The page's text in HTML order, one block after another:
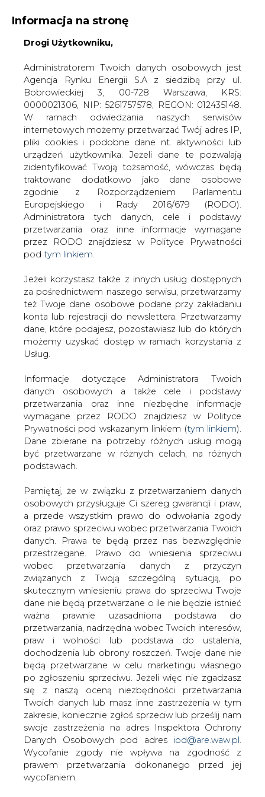
KONTAKT:
WYDAWCA PORTALU:
WYSOKI KONTRAST WIELKOŚĆ TEKSTU A A
ZALOGUJ SIĘ
WŁĄCZ CIRE.TV
Informacja na stronę
Drogi Użytkowniku,
Administratorem Twoich danych osobowych jest
Agencja Rynku Energii S.A z siedzibą przy ul.
Bobrowieckiej 3, 00-728 Warszawa, KRS:
0000021306, NIP: 5261757578, REGON: 012435148.
W ramach odwiedzania naszych serwisów
internetowych możemy przetwarzać Twój adres IP,
pliki cookies i podobne dane nt. aktywności lub
urządzeń użytkownika. Jeżeli dane te pozwalają
zidentyfikować Twoją tożsamość, wówczas będą
traktowane dodatkowo jako dane osobowe
zgodnie z Rozporządzeniem Parlamentu
Europejskiego i Rady 2016/679 (RODO).
Administratora tych danych, cele i podstawy
przetwarzania oraz inne informacje wymagane
przez RODO znajdziesz w Polityce Prywatności
pod tym linkiem.
Jeżeli korzystasz także z innych usług dostępnych
za pośrednictwem naszego serwisu, przetwarzamy
też Twoje dane osobowe podane przy zakładaniu
konta lub rejestracji do newslettera. Przetwarzamy
dane, które podajesz, pozostawiasz lub do których
możemy uzyskać dostęp w ramach korzystania z
Usług.
Informacje dotyczące Administratora Twoich
danych osobowych a także cele i podstawy
przetwarzania oraz inne niezbędne informacje
wymagane przez RODO znajdziesz w Polityce
Prywatności pod wskazanym linkiem (tym linkiem).
Dane zbierane na potrzeby różnych usług mogą
być przetwarzane w różnych celach, na różnych
podstawach.
Pamiętaj, że w związku z przetwarzaniem danych
osobowych przysługuje Ci szereg gwarancji i praw,
a przede wszystkim prawo do odwołania zgody
oraz prawo sprzeciwu wobec przetwarzania Twoich
danych. Prawa te będą przez nas bezwzględnie
przestrzegane. Prawo do wniesienia sprzeciwu
wobec przetwarzania danych z przyczyn
związanych z Twoją szczególną sytuacją, po
skutecznym wniesieniu prawa do sprzeciwu Twoje
dane nie będą przetwarzane o ile nie będzie istnieć
ważna prawnie uzasadniona podstawa do
przetwarzania, nadrzędna wobec Twoich interesów,
praw i wolności lub podstawa do ustalenia,
dochodzenia lub obrony roszczeń. Twoje dane nie
będą przetwarzane w celu marketingu własnego
po zgłoszeniu sprzeciwu. Jeżeli więc nie zgadzasz
się z naszą oceną niezbędności przetwarzania
Twoich danych lub masz inne zastrzeżenia w tym
zakresie, koniecznie zgłoś sprzeciw lub prześlij nam
swoje zastrzeżenia na adres Inspektora Ochrony
Danych Osobowych pod adres iod@are.waw.pl
Wycofanie zgody nie wpływa na zgodność z
prawem przetwarzania dokonanego przed jej
wycofaniem.
Strona główna
SERWIS INFORMACYJNY CIRE
Podpisano umowę dot. budowy nowych bloków
w El. Opole
drukuj
skomentuj
udostępnij
Podpisano umowę dot. budowy
Zarząd PGE Elektrownia Opole podpisał
dzisiaj z konsorcjum Rafako S.A.,
Polimex-Mostostal S.A. oraz Mostostal
Warszawa S.A. umowę na budowę
dwóch bloków energetycznych o
łącznej mocy 1800 MW.
Bloki nr 5 i 6 o mocy 900 MW każdy powstaną w formule
EPC (Engineering, Procurement, Construction –
projektowanie, dostawa, budowa, rozruch, przekazanie
do eksploatacji, serwis w okresie gwarancyjnym). Zgodnie
z warunkami umowy, Konsorcjum zobowiązało się
zrealizować zamówienie w terminie 54 miesięcy od daty
wystawienia polecenia rozpoczęcia prac (blok nr 5) oraz
62 miesięcy od daty wystawienia polecenia rozpoczęcia
prac (blok nr 6). Warunkiem wystawienia polecenia
rozpoczęcia prac jest m.in. dostarczenie przez PGE
Elektrownię Opole S.A. decyzji o pozwoleniu na budowę.